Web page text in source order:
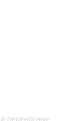
переносные